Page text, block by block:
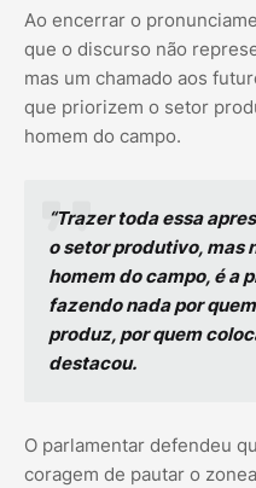
Ao encerrar o
que o discurso não
mas um chamado aos
que priorizem o setor
homem do campo.
“Trazer toda essa
o setor produtivo, mas
homem do campo, é a
fazendo nada por
produz, por quem
destacou.
O parlamentar defendeu
coragem de pautar o